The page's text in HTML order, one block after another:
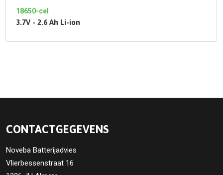
18650-cel
3.7V - 2.6 Ah Li-ion
CONTACTGEGEVENS
Noveba Batterijadvies
Vlierbessenstraat 16